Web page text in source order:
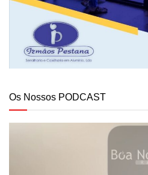
Os Nossos PODCAST